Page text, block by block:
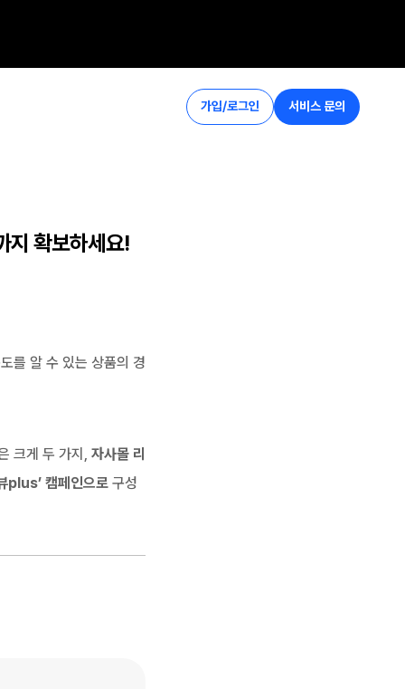
가입/로그인 서비스 문의
지 확보하세요!
를 알 수 있는 상품의 경
크게 두 가지, 자사몰 리
plus’ 캠페인으로 구성